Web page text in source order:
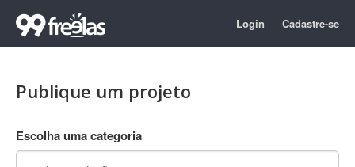
Login Cadastre-se
Publique um projeto
Escolha uma categoria